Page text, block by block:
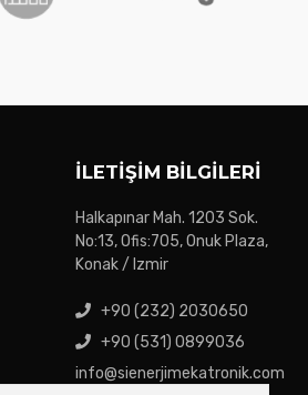
İLETIŞIM BILGILERI
Halkapınar Mah. 1203 Sok.
No:13, Ofis:705, Onuk Plaza,
Konak / Izmir
+90 (232) 2030650
+90 (531) 0899036
info@sienerjimekatronik.com